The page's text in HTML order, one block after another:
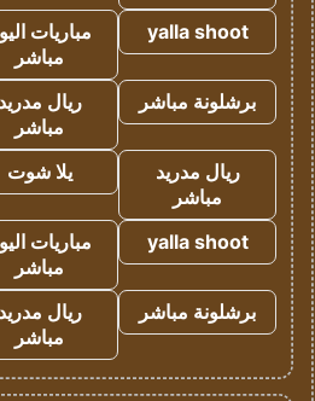
yalla shoot
مباريات
مباشر
برشلونة مباشر
ريال مدريد
مباشر
ريال مدريد
مباشر
يلا شوت
yalla shoot
مباريات
مباشر
برشلونة مباشر
ريال مدريد
مباشر